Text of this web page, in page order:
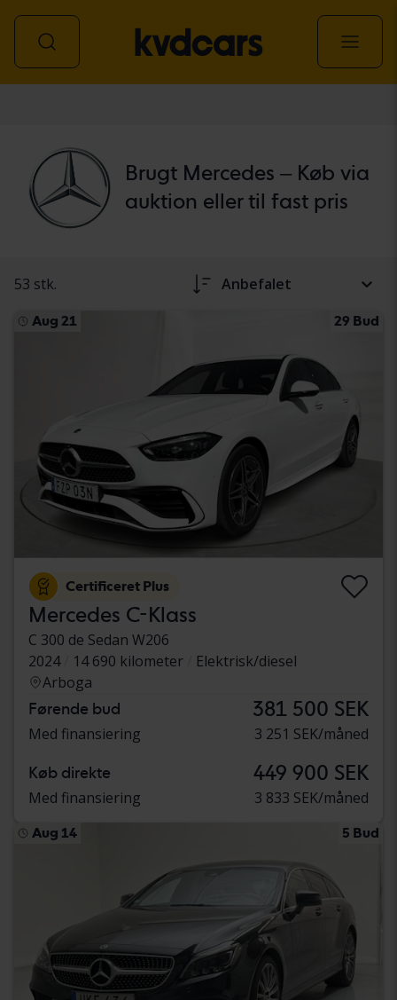
Brugt Mercedes – Køb via
auktion eller til fast pris
53 stk. Anbefalet
Aug 21 29 Bud
Certificeret Plus
Mercedes C-Klass
C 300 de Sedan W206
2024
14 690 kilometer
Elektrisk/diesel
Arboga
Førende bud 381 500 SEK
Med finansiering 3 251 SEK/måned
Køb direkte 449 900 SEK
Med finansiering 3 833 SEK/måned
Aug 14 5 Bud